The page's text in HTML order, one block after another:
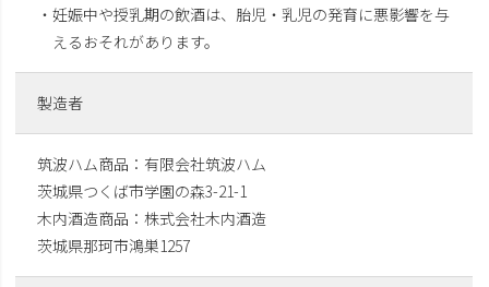
・妊娠中や授乳期の飲酒は、胎児・乳児の発育に悪影響を与
えるおそれがあります。
製造者
筑波ハム商品：有限会社筑波ハム
茨城県つくば市学園の森3-21-1
木内酒造商品：株式会社木内酒造
茨城県那珂市鴻巣1257